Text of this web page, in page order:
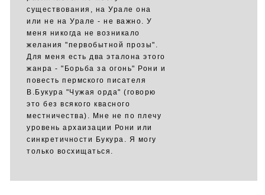
существования, на Урале она
или не на Урале - не важно. У
меня никогда не возникало
желания "первобытной прозы".
Для меня есть два эталона этого
жанра - "Борьба за огонь" Рони и
повесть пермского писателя
В.Букура "Чужая орда" (говорю
это без всякого квасного
местничества). Мне не по плечу
уровень архаизации Рони или
синкретичности Букура. Я могу
только восхищаться.